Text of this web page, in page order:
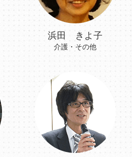
浜田 きよ子
介護・その他